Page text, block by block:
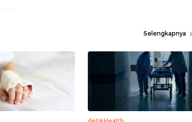
Selengkapnya